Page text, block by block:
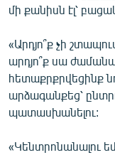
ՓՈԴՔԱՍԹ
Հայերեն
English
Русский
մի քանիսն էլ՝
«Արդյո՞ք չի
արդյո՞ք սա
հետաքրքրվեցինք
արձագանքեց՝
պատասխանելու:
«Կենտրոնանալու